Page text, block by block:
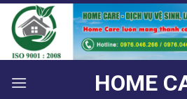
Bỏ
qua
nội
dung
HOME